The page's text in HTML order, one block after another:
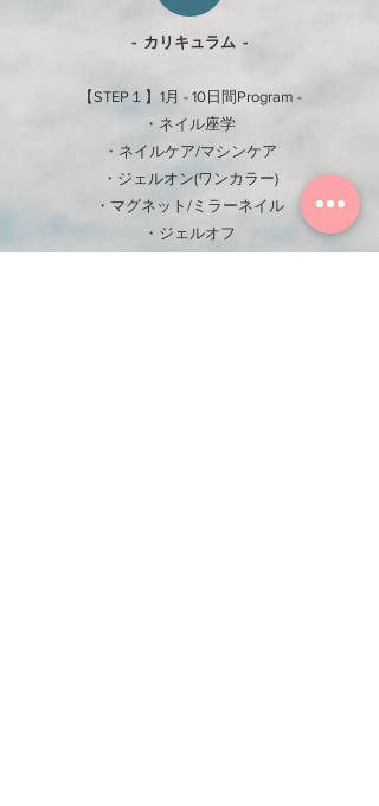
- カリキュラム -
【STEP１】1月 - 10日間Program -
・ネイル座学​
・ネイルケア/マシンケア
・ジェルオン(ワンカラー)
・マグネット/ミラーネイル
・ジェルオフ